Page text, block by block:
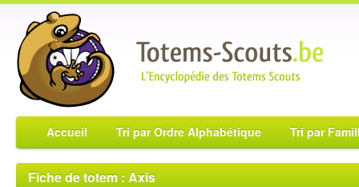
Accueil Tri par Ordre Alphabétique Tri par
Fiche de totem : Axis